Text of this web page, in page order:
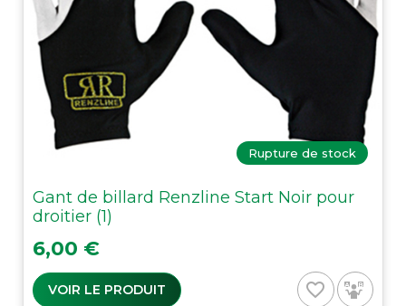
Rupture de stock
Gant de billard Renzline Start Noir pour
droitier (1)
Prix
6,00 €
VOIR LE PRODUIT favorite_border